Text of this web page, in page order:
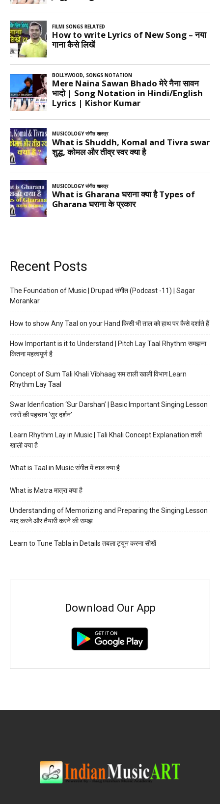
Recent Posts
The Foundation of Music | Drupad संगीत (Podcast -11) | Sagar
Morankar
How to show Any Taal on your Hand किसी भी ताल को हाथ पर कैसे दर्शाते हैं
How Important is it to Understand | Pitch Lay Taal Rhythm समझना
कितना महत्वपूर्ण है
Concept of Sum Tali Khali Vibhaag सम ताली खाली विभाग Learn
Rhythm Lay Taal
Swar Idenfication ‘Sur Darshan’ | Basic Important Singing Lesson
स्वरों की पहचान ‘सुर दर्शन’
Learn Rhythm Lay in Music | Tali Khali Concept Explanation ताली
खाली क्या है
What is Taal in Music संगीत में ताल क्या है
What is Matra मात्रा क्या है
Understanding of Memorizing and Preparing the Singing Lesson
याद करने और तैयारी करने की समझ
Learn to Tune Tabla in Details तबला ट्यून करना सीखें
Download Our App